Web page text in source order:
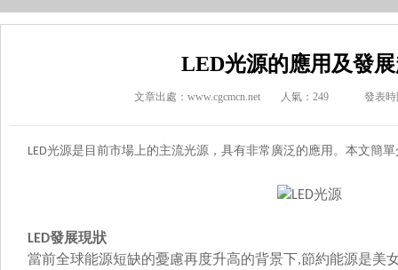
LED光源的應用及發
文章出處：www.cgcmcn.net 人氣： 249 發表時
LED光源是目前市場上的主流光源，具有非常廣泛的應用。本文簡
LED發展現狀
當前全球能源短缺的憂慮再度升高的背景下,節約能源是美